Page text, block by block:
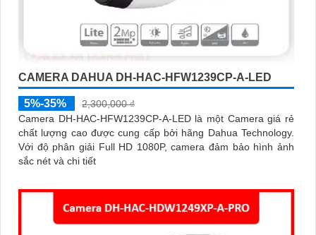
CAMERA DAHUA DH-HAC-HFW1239CP-A-LED
5%-35%
2,300,000 ₫
Camera DH-HAC-HFW1239CP-A-LED là một Camera giá rẻ
chất lượng cao được cung cấp bởi hãng Dahua Technology.
Với độ phân giải Full HD 1080P, camera đảm bảo hình ảnh
sắc nét và chi tiết